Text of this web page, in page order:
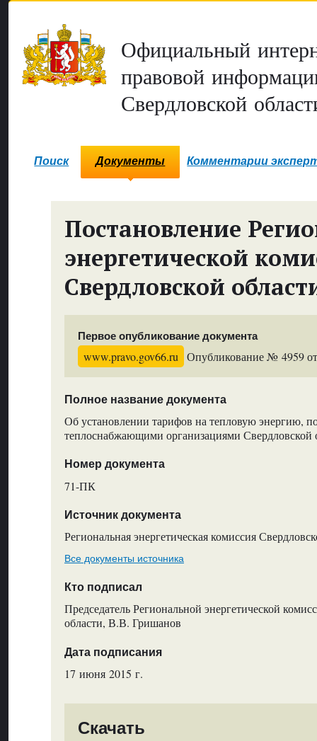
Официальный
правовой
Свердловской
Поиск Документы Комментарии
Постановление
энергетической
Свердловской
Первое опубликование документа
www.pravo.gov66.ru Опубликование № 4959
Полное название документа
Об установлении тарифов на тепловую энергию,
теплоснабжающими организациями Свердловской
Номер документа
71-ПК
Источник документа
Региональная энергетическая комиссия
Все документы источника
Кто подписал
Председатель Региональной энергетической
области, В.В. Гришанов
Дата подписания
17 июня 2015 г.
Скачать